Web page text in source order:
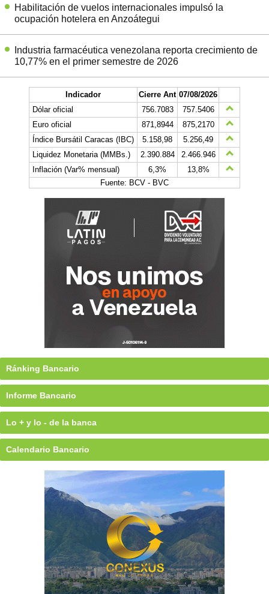
Habilitación de vuelos internacionales impulsó la
ocupación hotelera en Anzoátegui
Industria farmacéutica venezolana reporta crecimiento de
10,77% en el primer semestre de 2026
Indicador Cierre Ant 07/08/2026
Dólar oficial
756.7083
757.5406
Euro oficial
871,8944
875,2170
Índice Bursátil Caracas (IBC)
5.158,98
5.256,49
Liquidez Monetaria (MMBs.)
2.390.884
2.466.946
Inflación (Var% mensual)
6,3%
13,8%
Fuente: BCV - BVC
Ránking Bancario
Informe Bancario
Lo + y lo - de la banca
Calendario Bancario